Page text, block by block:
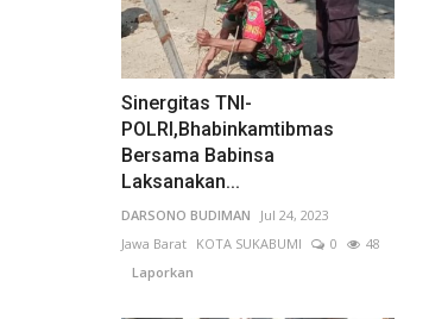
Sinergitas TNI-
POLRI,Bhabinkamtibmas
Bersama Babinsa
Laksanakan...
DARSONO BUDIMAN
Jul 24, 2023
Jawa Barat KOTA SUKABUMI 0
48
Laporkan